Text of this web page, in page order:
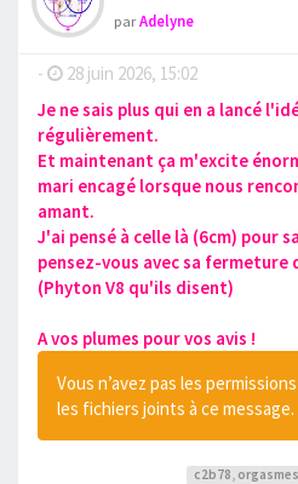
parAdelyne
- 28 juin 2026, 15:02
Je ne sais plus qui en a lancé
régulièrement.
Et maintenant ça m'excite
mari encagé lorsque nous
amant.
J'ai pensé à celle là (6cm) pour
pensez-vous avec sa
(Phyton V8 qu'ils disent)
A vos plumes pour vos avis !
Vous n’avez pas les
les fichiers joints à ce message.
c2b78,